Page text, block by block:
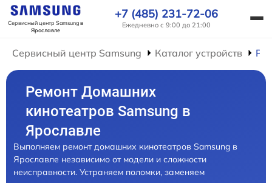
Сервисный центр Samsungв
Ярославле
+7 (485) 231-72-06
Ежедневно с 9:00 до 21:00
Сервисный центр Samsung Каталог устройств
Ремонт Домашних
кинотеатров Samsung в
Ярославле
Выполняем ремонт домашних кинотеатров Samsung в
Ярославле независимо от модели и сложности
неисправности. Устраняем поломки, заменяем